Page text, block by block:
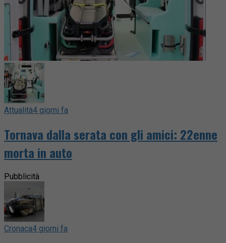
Attualità4 giorni fa
Tornava dalla serata con gli amici: 22enne
morta in auto
Pubblicità
Cronaca4 giorni fa